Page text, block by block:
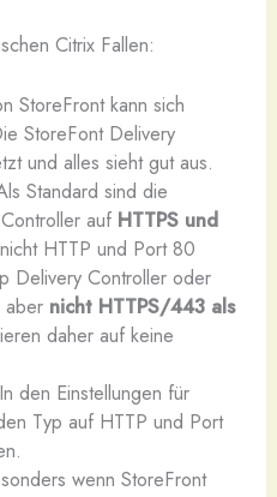
Citrix Fallen:
StoreFront kann sich
StoreFont Delivery
und alles sieht gut aus.
Standard sind die
auf HTTPS und
HTTP und Port 80
Delivery Controller oder
aber nicht HTTPS/443 als
daher auf keine
den Einstellungen für
Typ auf HTTP und Port
wenn StoreFront